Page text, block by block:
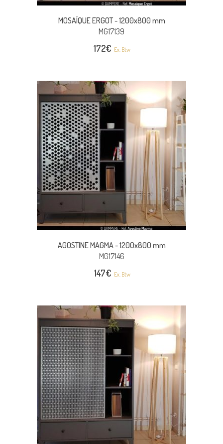
MOSAÏQUE ERGOT -1200x800 mm
MG17139
172€ Ex. Btw
AGOSTINE MAGMA -1200x800 mm
MG17146
147€ Ex. Btw